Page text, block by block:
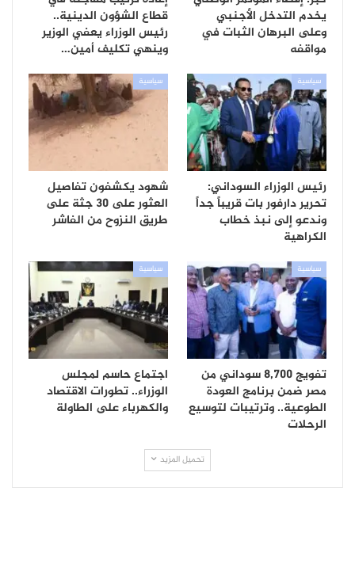
يخدم التدخل الأجنبي
وعلى البرهان الثبات في
مواقفه
قطاع الشؤون الدينية..
رئيس الوزراء يعفي الوزير
وينهي تكليف أمين…
سياسية
رئيس الوزراء السوداني:
تحرير دارفور بات قريباً جداً
وندعو إلى نبذ خطاب
الكراهية
سياسية
شهود يكشفون تفاصيل
العثور على 30 جثة على
طريق النزوح من الفاشر
سياسية
تفويج 8,700 سوداني من
مصر ضمن برنامج العودة
الطوعية.. وترتيبات لتوسيع
الرحلات
سياسية
اجتماع حاسم لمجلس
الوزراء.. تطورات الاقتصاد
والكهرباء على الطاولة
تحميل المزيد